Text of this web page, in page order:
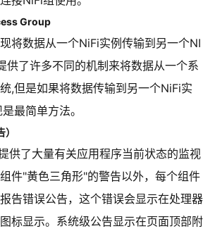
Group
将数据从一个NiFi实例传输到另一个NI
供了许多不同的机制来将数据从一个系
,但是如果将数据传输到另一个NiFi实
最简单方法。
供了大量有关应用程序当前状态的监视
件"黄色三角形"的警告以外，每个组件
告错误公告，这个错误会显示在处理器
标显示。系统级公告显示在页面顶部附